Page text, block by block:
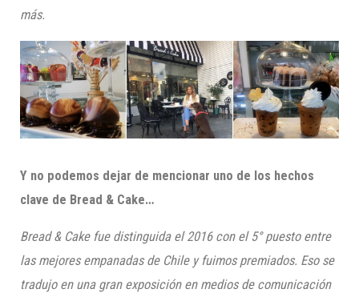
más.
Y no podemos dejar de mencionar uno de los hechos
clave de Bread & Cake…
Bread & Cake fue distinguida el 2016 con el 5° puesto entre
las mejores empanadas de Chile y fuimos premiados. Eso se
tradujo en una gran exposición en medios de comunicación